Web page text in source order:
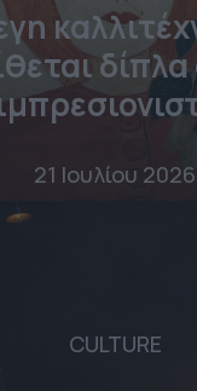
21 Ιουλίου 2026
CULTURE